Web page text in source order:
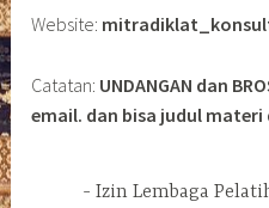
Website:
Catatan: UNDANGAN dan
email. dan bisa judul
Izin Lembaga